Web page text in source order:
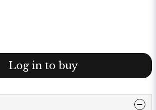
Log in to buy